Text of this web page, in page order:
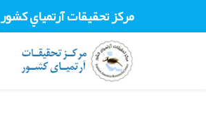
مرکز تحقيقات آرتمياي کشور